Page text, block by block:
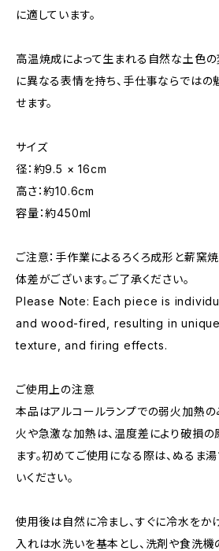
に適しています。
高温焼成によって生まれる自然な土色の
に異なる表情を持ち、手仕事ならではの
せます。
サイズ
径：約9.5 × 16cm
高さ：約10.6cm
容量：約450ml
ご注意：手作業によるろくろ成形と薪窯
体差がございます。ご了承ください。
Please Note: Each piece is
and wood-fired, resulting in
texture, and firing effects.
ご使用上の注意
本品はアルコールランプでの弱火加熱の
火や急激な加熱は、温度差により破損
ます。初めてご使用になる際は、ぬるま
いください。
使用後は自然に冷まし、すぐに冷水をか
入れは水洗いを基本とし、洗剤や食洗機